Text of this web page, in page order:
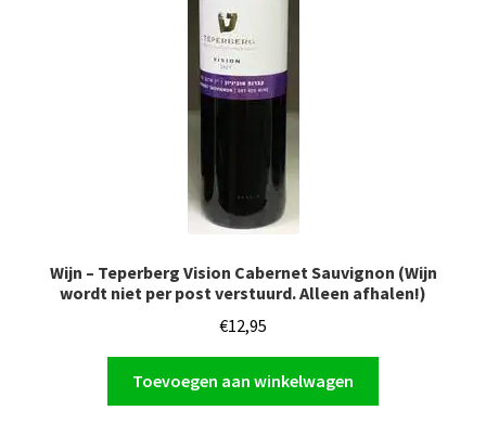
Wijn – Teperberg Vision Cabernet Sauvignon (Wijn
wordt niet per post verstuurd. Alleen afhalen!)
€12,95
Toevoegen aan winkelwagen